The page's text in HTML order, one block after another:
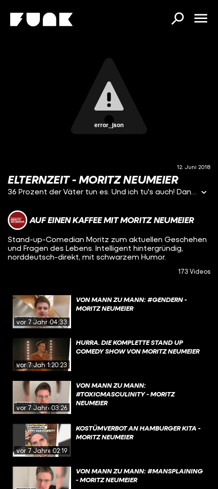
error_json
12. Juni 2018
ELTERNZEIT - MORITZ NEUMEIER
36 Prozent der Väter tun es. Und ich tu's auch! Danke
AUF EINEN KAFFEE MIT MORITZ NEUMEIER
Stand-up-Comedian Moritz zum aktuellen Geschehen
und Fragen des Lebens. Intelligent hintergründig,
norddeutsch-direkt, mit schwarzem Humor.
173 Videos
vor 7 Jahren04:33
VON MANN ZU MANN: #GENDERN -
MORITZ NEUMEIER
vor 7 Jahren1:20:23
HURRA. DIE KOMPLETTE STAND UP
COMEDY SHOW VON MORITZ NEUMEIER
vor 7 Jahren03:26
VON MANN ZU MANN:
#TOXICMASCULINITY - MORITZ
NEUMEIER
vor 7 Jahren02:19
KOSTÜMVERBOT AN HAMBURGER KITA -
MORITZ NEUMEIER
VON MANN ZU MANN: #MANSPLAINING
- MORITZ NEUMEIER